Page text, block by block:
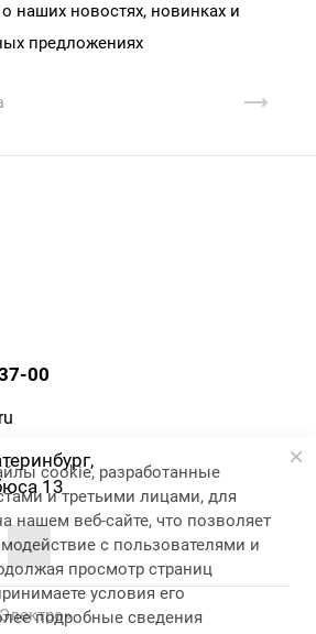
о наших новостях, новинках и
предложениях
00
13
cookie, разработанные
и третьими лицами, для
нашем веб-сайте, что позволяет
с пользователями и
просмотр страниц
условия его
подробные сведения